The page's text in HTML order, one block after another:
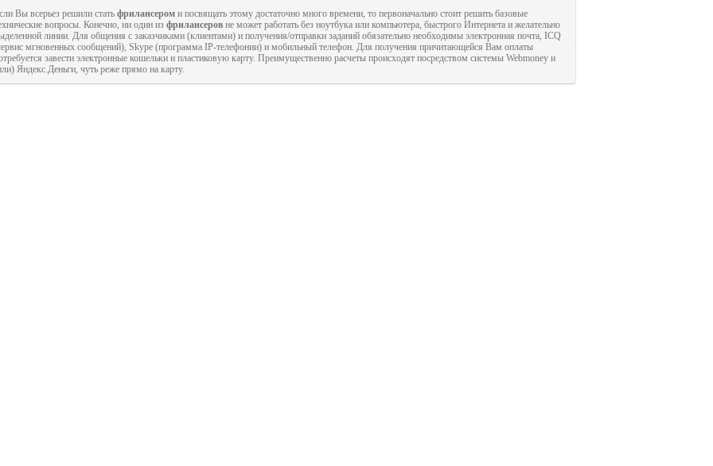
Вы всерьез решили стать фрилансером и посвящать этому достаточно много времени, то первоначально стоит решить базовые
вопросы. Конечно, ни один из фрилансеров не может работать без ноутбука или компьютера, быстрого Интернета и желательно
линии. Для общения с заказчиками (клиентами) и получения/отправки заданий обязательно необходимы электронная почта, ICQ
мгновенных сообщений), Skype (программа IP-телефонии) и мобильный телефон. Для получения причитающейся Вам оплаты
завести электронные кошельки и пластиковую карту. Преимущественно расчеты происходят посредством системы Webmoney и
Яндекс.Деньги, чуть реже прямо на карту.